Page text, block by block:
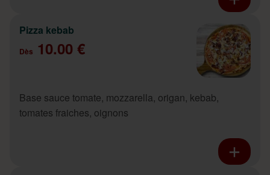
Pizza kebab
Dès 10.00 €
Base sauce tomate, mozzarella, origan, kebab,
tomates fraiches, oignons